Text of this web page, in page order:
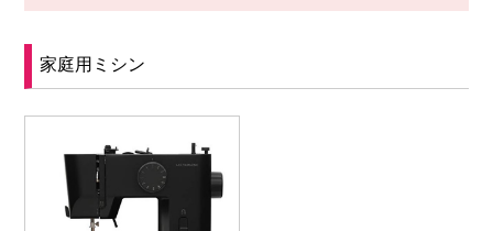
家庭用ミシン